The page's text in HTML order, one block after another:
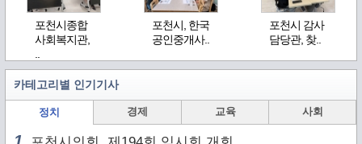
포천시종합
사회복지관,
포천시, 한국
공인중개사..
포천시 감사
담당관, 찾..
카테고리별 인기기사
정치 경제 교육 사회